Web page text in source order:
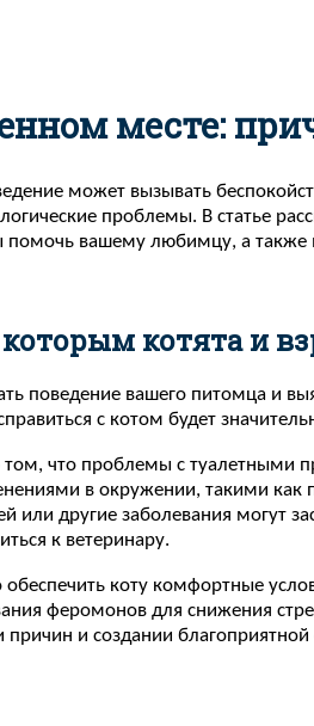
месте:
может вызывать
проблемы. В статье
помочь вашему любимцу, а
котята и
поведение вашего питомца и
с котом будет
том, что проблемы с
в окружении, такими
другие заболевания могут
к ветеринару.
коту комфортные
феромонов для снижения
причин и создании